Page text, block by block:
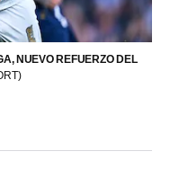
NUEVO REFUERZO DEL